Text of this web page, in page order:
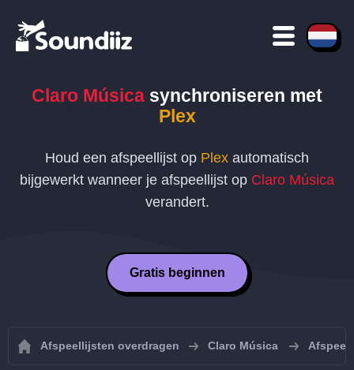
Claro Música synchroniseren met
Plex
Houd een afspeellijst op Plex automatisch
bijgewerkt wanneer je afspeellijst op Claro Música
verandert.
Gratis beginnen
Afspeellijsten overdragen Claro Música